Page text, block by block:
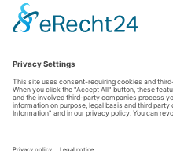
Afdruk |Privacybeleid|